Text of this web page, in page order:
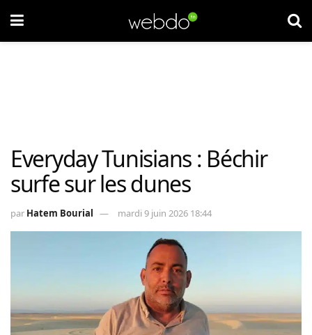
Everyday Tunisians : Béchir
surfe sur les dunes
par Hatem Bourial mardi 9 juin 2026 18:44